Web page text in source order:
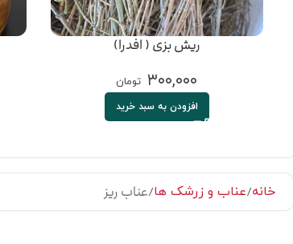
ریش بزی ( افدرا)
۳۰۰,۰۰۰ تومان
افزودن به سبد خرید
خانه عناب و زرشک ها عناب ریز